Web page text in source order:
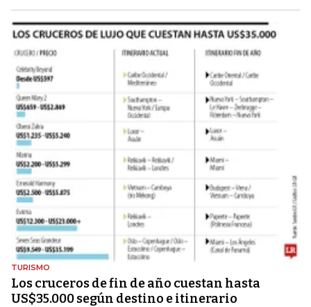
TURISMO
Los cruceros de fin de año cuestan hasta
US$35.000 según destino e itinerario